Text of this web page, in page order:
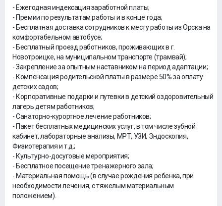
- Ежегодная индексация заработной платы;
- Премии по результатам работы и в конце года;
- Бесплатная доставка сотрудников к месту работы из Орска на
комфортабельном автобусе;
- Бесплатный проезд работников, проживающих в г.
Новотроицке, на муниципальном транспорте (трамвай);
- Закрепление за опытным наставником на период адаптации;
- Компенсация родительской платы в размере 50% за оплату
детских садов;
- Корпоративные подарки и путевки в детский оздоровительный
лагерь детям работников;
- Санаторно-курортное лечение работников;
- Пакет бесплатных медицинских услуг, в том числе зубной
кабинет, лабораторные анализы, МРТ, УЗИ, Эндоскопия,
Физиотерапия и т.д.;
- Культурно-досуговые мероприятия;
- Бесплатное посещение тренажерного зала;
- Материальная помощь (в случае рождения ребенка, при
необходимости лечения, с тяжелым материальным
положением).